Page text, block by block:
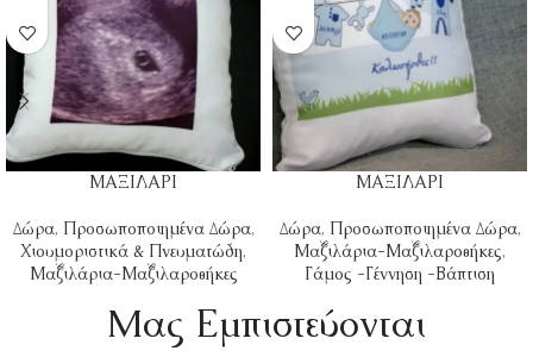
ΜΑΞΙΛΑΡΙ
Δώρα, Προσωποποιημένα Δώρα,
Χιουμοριστικά & Πνευματώδη,
Μαξιλάρια-Μαξιλαροθήκες
ΜΑΞΙΛΑΡΙ
Δώρα, Προσωποποιημένα Δώρα,
Μαξιλάρια-Μαξιλαροθήκες,
Γάμος -Γέννηση -Βάπτιση
Mας Εμπιστεύονται